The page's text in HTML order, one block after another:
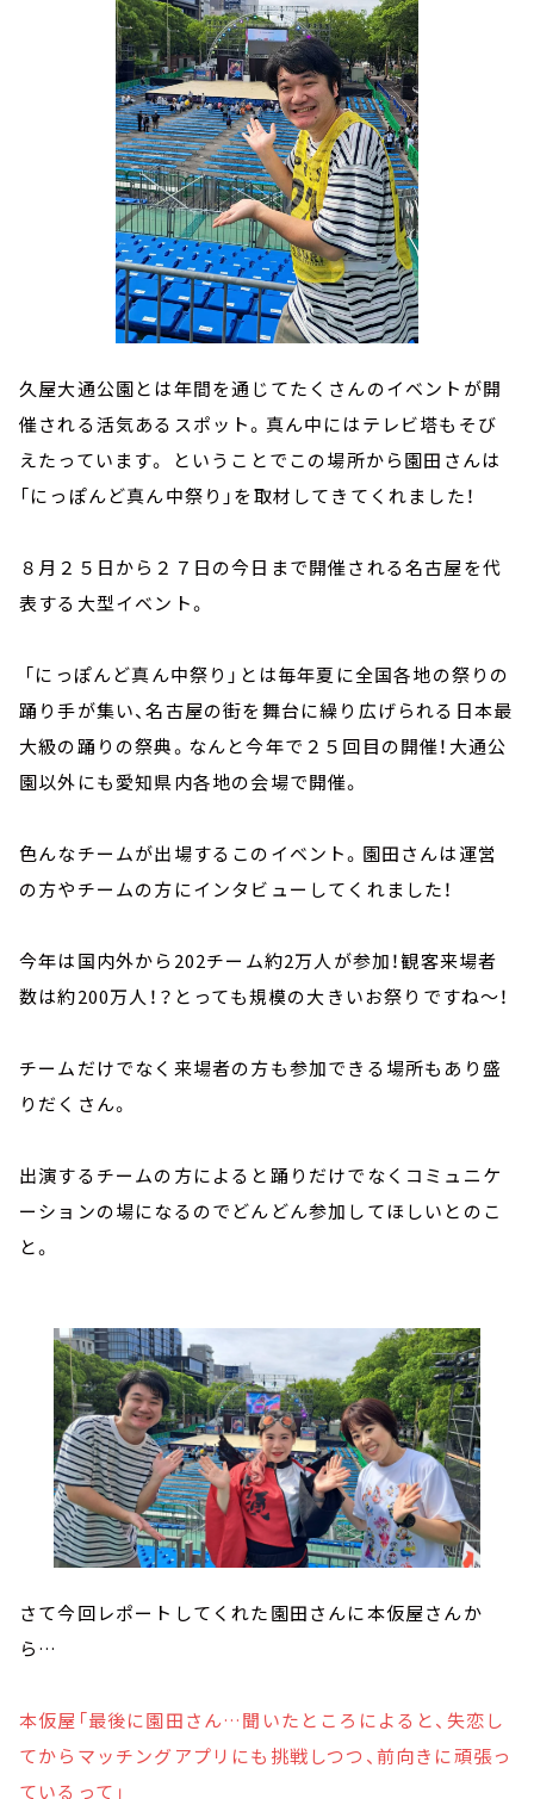
久屋大通公園とは年間を通じてたくさんのイベントが開
催される活気あるスポット。真ん中にはテレビ塔もそび
えたっています。 ということでこの場所から園田さんは
「にっぽんど真ん中祭り」を取材してきてくれました！
８月２５日から２７日の今日まで開催される名古屋を代
表する大型イベント。
「にっぽんど真ん中祭り」とは毎年夏に全国各地の祭りの
踊り手が集い、名古屋の街を舞台に繰り広げられる日本最
大級の踊りの祭典。なんと今年で２５回目の開催！大通公
園以外にも愛知県内各地の会場で開催。
色んなチームが出場するこのイベント。園田さんは運営
の方やチームの方にインタビューしてくれました！
今年は国内外から202チーム約2万人が参加！観客来場者
数は約200万人！？とっても規模の大きいお祭りですね～！
チームだけでなく来場者の方も参加できる場所もあり盛
りだくさん。
出演するチームの方によると踊りだけでなくコミュニケ
ーションの場になるのでどんどん参加してほしいとのこ
と。
さて今回レポートしてくれた園田さんに本仮屋さんか
ら…
本仮屋「最後に園田さん…聞いたところによると、失恋し
てからマッチングアプリにも挑戦しつつ、前向きに頑張っ
ているって」